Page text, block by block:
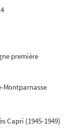
première
Montparnasse
Capri (1945-1949)